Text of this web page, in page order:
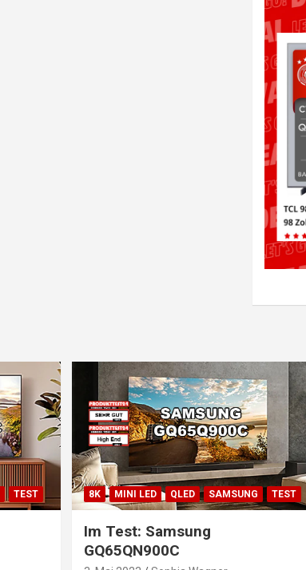
TEST 8K MINI LED QLED SAMSUNG TEST
Im Test: Samsung
GQ65QN900C